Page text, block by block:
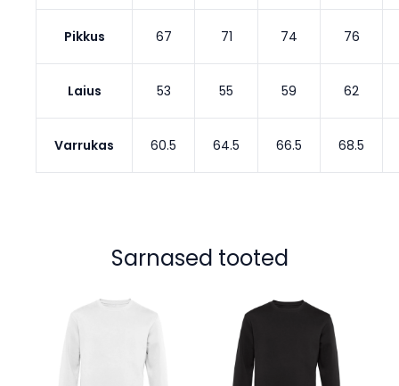
Pikkus 67 71 74 76
Laius 53 55 59 62
Varrukas 60.5 64.5 66.5 68.5
Sarnased tooted